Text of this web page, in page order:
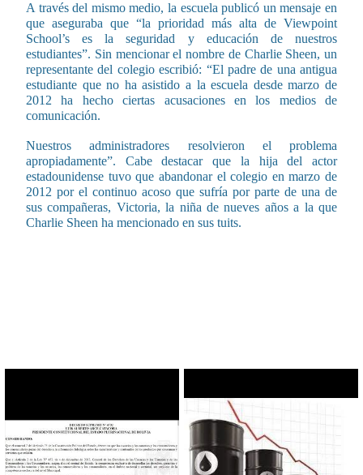
A través del mismo medio, la escuela publicó un mensaje en
que aseguraba que “la prioridad más alta de Viewpoint
School’s es la seguridad y educación de nuestros
estudiantes”. Sin mencionar el nombre de Charlie Sheen, un
representante del colegio escribió: “El padre de una antigua
estudiante que no ha asistido a la escuela desde marzo de
2012 ha hecho ciertas acusaciones en los medios de
comunicación.
Nuestros administradores resolvieron el problema
apropiadamente”. Cabe destacar que la hija del actor
estadounidense tuvo que abandonar el colegio en marzo de
2012 por el continuo acoso que sufría por parte de una de
sus compañeras, Victoria, la niña de nueves años a la que
Charlie Sheen ha mencionado en sus tuits.